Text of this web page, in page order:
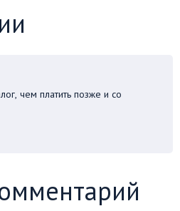
чем платить позже и со